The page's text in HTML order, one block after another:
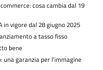
cosa cambia dal 19
vigore dal 28 giugno 2025
a tasso fisso
bene
garanzia per l’immagine